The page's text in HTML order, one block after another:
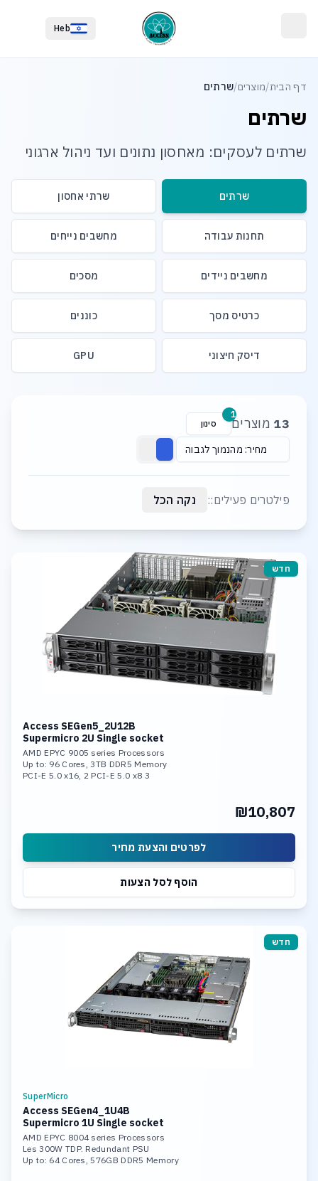
Heb
דף הבית/מוצרים/שרתים
שרתים
שרתים לעסקים: מאחסון נתונים ועד ניהול ארגוני
שרתים שרתי אחסון
תחנות עבודה מחשבים נייחים
מחשבים ניידים מסכים
כרטיס מסך כוננים
דיסק חיצוני GPU
13 מוצרים סינון
1
מחיר: מהנמוך לגבוה
פילטרים פעילים:: נקה הכל
חדש
Access SEGen5_2U12B
Supermicro 2U Single socket
AMD EPYC 9005 series Processors
Up to: 96 Cores, 3TB DDR5 Memory
3 PCI-E 5.0 x16, 2 PCI-E 5.0 x8
₪10,807
לפרטים והצעת מחיר
הוסף לסל הצעות
חדש
SuperMicro
Access SEGen4_1U4B
Supermicro 1U Single socket
AMD EPYC 8004 series Processors
Les 300W TDP. Redundant PSU
Up to: 64 Cores, 576GB DDR5 Memory